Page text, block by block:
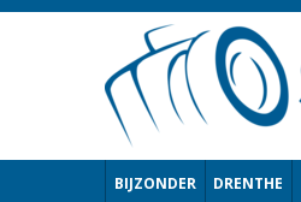
BIJZONDER DRENTHE